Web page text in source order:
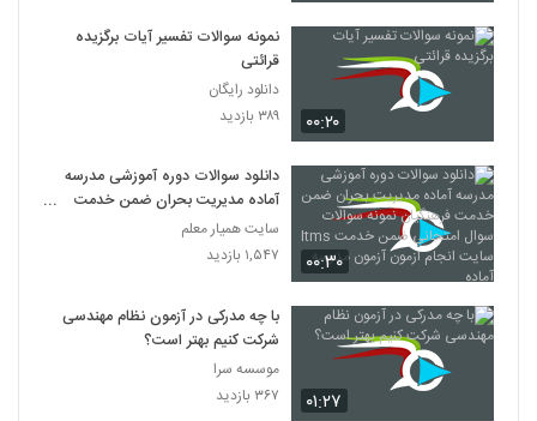
۰۰:۲۰
نمونه سوالات تفسیر آیات برگزیده
قرائتی
دانلود رایگان
۳۸۹ بازدید
۰۰:۳۰
دانلود سوالات دوره آموزشی مدرسه
آماده مدیریت بحران ضمن خدمت
فرهنگیان نمونه سوالات سوال امتحانی
سایت همیار معلم
۱,۵۴۷ بازدید
۰۱:۲۷
با چه مدرکی در آزمون نظام مهندسی
شرکت کنیم بهتر است؟
موسسه سرا
۳۶۷ بازدید